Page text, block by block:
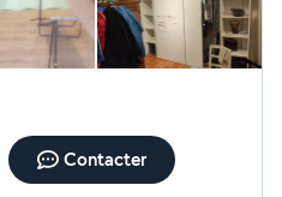
Contacter